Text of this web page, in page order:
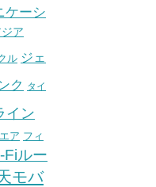
ケーシ
ア
ル ジェ
ク タイ
イン
ア フィ
Fiルー
モバ